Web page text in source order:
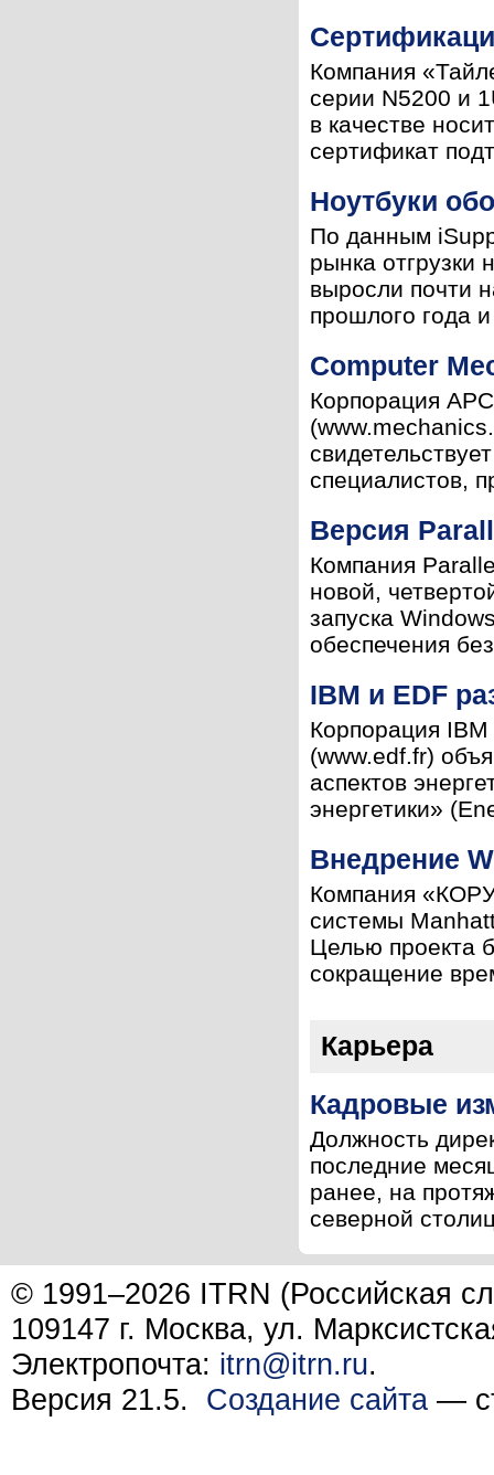
Компания
серии N5200 и
в качестве
сертификат
Ноутбуки
По данным
рынка отгрузки
выросли почти
прошлого года
Computer
Корпорация
специалистов,
Версия
Компания
новой,
запуска
обеспечения
IBM и EDF
Корпорация
(www.edf.fr)
аспектов
энергетики»
Внедрение
Компания
системы
Целью проекта
сокращение
Карьера
Кадровые
Должность
последние
ранее, на
северной
© 1991–2026 ITRN (Российская
109147 г. Москва, ул.
Электропочта: itrn@itrn.ru.
Версия 21.5. Создание сайта —